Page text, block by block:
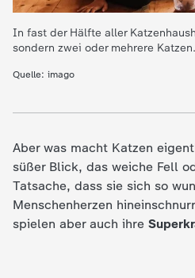
e
c
h
In fast der Hälfte aller
sondern zwei oder mehrere Katzen.
Quelle: imago
Aber was macht Katzen
süßer Blick, das weiche Fell
Tatsache, dass sie sich so
Menschenherzen
spielen aber auch ihre